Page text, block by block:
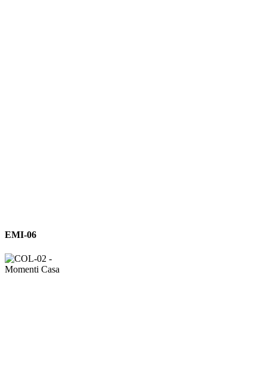
EMI-
EMI-06